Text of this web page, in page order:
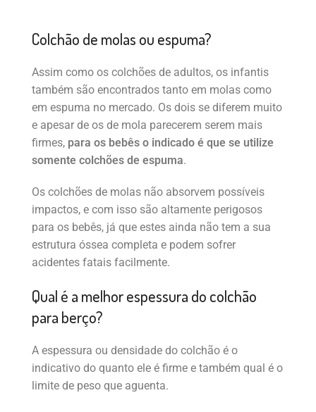
Colchão de molas ou espuma?
Assim como os colchões de adultos, os infantis
também são encontrados tanto em molas como
em espuma no mercado. Os dois se diferem muito
e apesar de os de mola parecerem serem mais
firmes, para os bebês o indicado é que se utilize
somente colchões de espuma.
Os colchões de molas não absorvem possíveis
impactos, e com isso são altamente perigosos
para os bebês, já que estes ainda não tem a sua
estrutura óssea completa e podem sofrer
acidentes fatais facilmente.
Qual é a melhor espessura do colchão
para berço?
A espessura ou densidade do colchão é o
indicativo do quanto ele é firme e também qual é o
limite de peso que aguenta.